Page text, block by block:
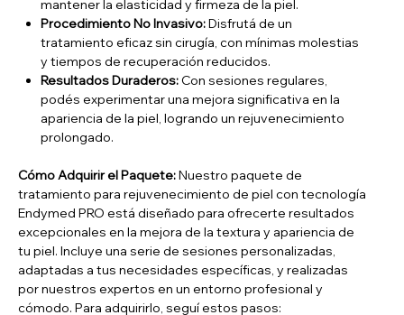
mantener la elasticidad y firmeza de la piel.
Procedimiento No Invasivo:Disfrutá de un
tratamiento eficaz sin cirugía, con mínimas molestias
y tiempos de recuperación reducidos.
Resultados Duraderos:Con sesiones regulares,
podés experimentar una mejora significativa en la
apariencia de la piel, logrando un rejuvenecimiento
prolongado.
Cómo Adquirir el Paquete:Nuestro paquete de
tratamiento para rejuvenecimiento de piel con tecnología
Endymed PRO está diseñado para ofrecerte resultados
excepcionales en la mejora de la textura y apariencia de
tu piel. Incluye una serie de sesiones personalizadas,
adaptadas a tus necesidades específicas, y realizadas
por nuestros expertos en un entorno profesional y
cómodo. Para adquirirlo, seguí estos pasos: